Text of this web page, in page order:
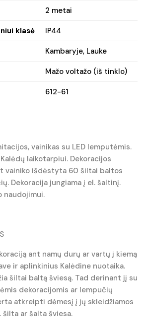
2 metai
klasė IP44
Kambaryje, Lauke
Mažo voltažo (iš tinklo)
612-61
vainikas su LED lemputėmis.
laikotarpiui. Dekoracijos
vainiko išdėstyta 60 šiltai baltos
Dekoracija jungiama į el. šaltinį.
naudojimui.
ant namų durų ar vartų į kiemą
ir aplinkinius Kalėdine nuotaika.
šiltai baltą šviesą. Tad derinant jį su
dekoracijomis ar lempučių
atkreipti dėmesį į jų skleidžiamos
šilta ar šalta šviesa.